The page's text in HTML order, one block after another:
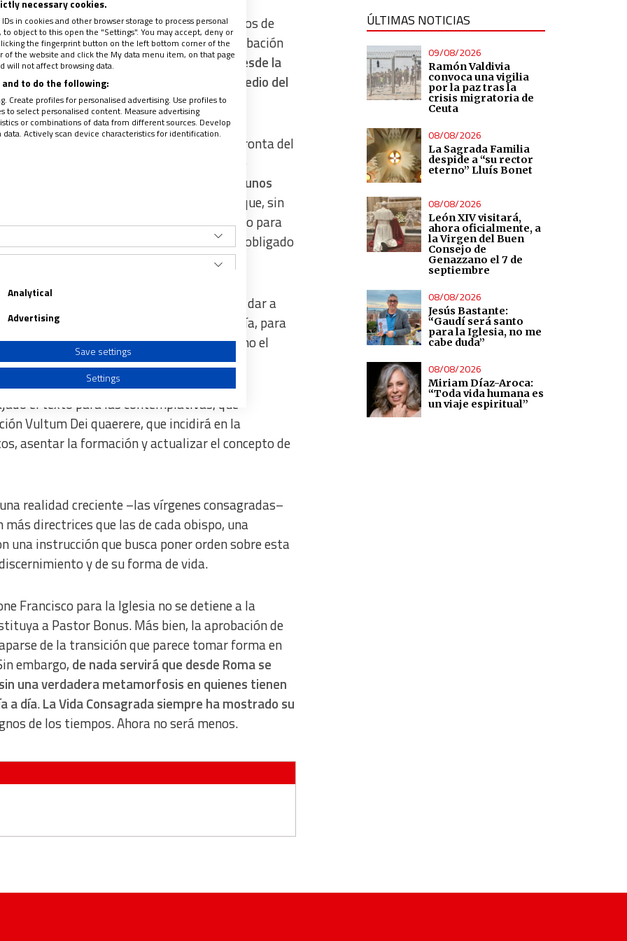
años en la Congregación para los Institutos de
de Vida Apostólica, se traducirá en la aprobación
como necesarios, que fortalecerán, desde la
y mujeres entregados a Cristo en medio del
el prefecto João Braz de Aviz, y con la impronta del
ha traducido la fidelidad creativa de este
y problemas acuciantes. Así,
nacen unos
con los implicados
que, sin
que marcan sean acogidas como un medio para
Consagrada y no como una imposición de obligado
orientativas que desde Roma se van a dar a
sus bienes con el respaldo de una auditoría, para
y clarificar el proceder en situaciones como el
el texto para las contemplativas, que
Vultum Dei quaerere, que incidirá en la
asentar la formación y actualizar el concepto de
realidad creciente –las vírgenes consagradas–
directrices que las de cada obispo, una
una instrucción que busca poner orden sobre esta
y de su forma de vida.
Francisco para la Iglesia no se detiene a la
a Pastor Bonus. Más bien, la aprobación de
de la transición que parece tomar forma en
embargo, de nada servirá que desde Roma se
una verdadera metamorfosis en quienes tienen
a día.La Vida Consagrada siempre ha mostrado su
de los tiempos. Ahora no será menos.
ÚLTIMAS NOTICIAS
09/08/2026
Ramón Valdivia
convoca una vigilia
por la paz tras la
crisis migratoria de
Ceuta
08/08/2026
La Sagrada Familia
despide a “su rector
eterno” Lluís Bonet
08/08/2026
León XIV visitará,
ahora oficialmente, a
la Virgen del Buen
Consejo de
Genazzano el 7 de
septiembre
08/08/2026
Jesús Bastante:
“Gaudí será santo
para la Iglesia, no me
cabe duda”
08/08/2026
Miriam Díaz-Aroca:
“Toda vida humana es
un viaje espiritual”
necessary cookies.
in cookies and other browser storage to process personal
object to this open the "Settings". You may accept, deny or
the fingerprint button on the left bottom corner of the
the website and click the My data menu item, on that page
will not affect browsing data.
to do the following:
Create profiles for personalised advertising. Use profiles to
to select personalised content. Measure advertising
or combinations of data from different sources. Develop
Actively scan device characteristics for identification.
from different sources
Analytical
Advertising
Save settings
Settings